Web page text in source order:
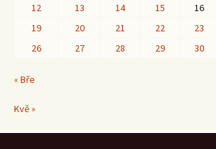
12
13 14 15 16
19
20 21 22 23
26
27 28 29 30
« Bře
Kvě »